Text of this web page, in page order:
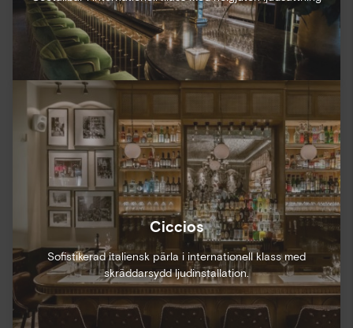
Ciccios
Sofistikerad italiensk pärla i internationell klass med
skräddarsydd ljudinstallation.